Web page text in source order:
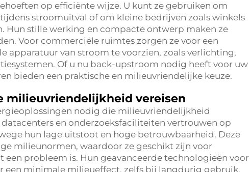
op efficiënte wijze. U kunt ze gebruiken om
stroomuitval of om kleine bedrijven zoals winkels
Hun stille werking en compacte ontwerp maken ze
Voor commerciële ruimtes zorgen ze voor een
apparatuur van stroom te voorzien, zoals verlichting,
Of u nu back-upstroom nodig heeft voor uw
bieden een praktische en milieuvriendelijke keuze.
milieuvriendelijkheid vereisen
nodig die milieuvriendelijkheid
en onderzoeksfaciliteiten vertrouwen op
hun lage uitstoot en hoge betrouwbaarheid. Deze
milieunormen, waardoor ze geschikt zijn voor
probleem is. Hun geavanceerde technologieën voor
een minimale milieueffect, zelfs bij langdurig gebruik.